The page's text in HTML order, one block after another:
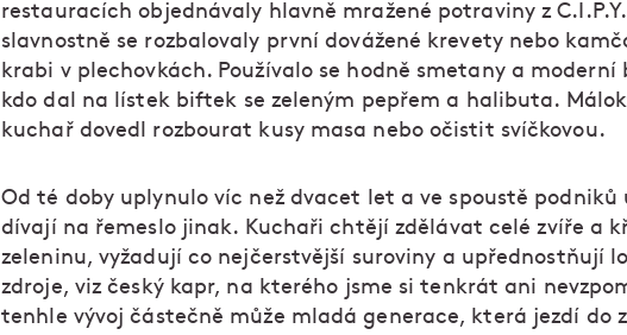
restauracích objednávaly hlavně mražené potraviny z
slavnostně se rozbalovaly první dovážené krevety nebo
krabi v plechovkách. Používalo se hodně smetany a moderní
kdo dal na lístek biftek se zeleným pepřem a halibuta.
kuchař dovedl rozbourat kusy masa nebo očistit svíčkovou.
Od té doby uplynulo víc než dvacet let a ve spoustě podniků
dívají na řemeslo jinak. Kuchaři chtějí zdělávat celé zvíře a
zeleninu, vyžadují co nejčerstvější suroviny a upřednostňují
zdroje, viz český kapr, na kterého jsme si tenkrát ani
tenhle vývoj částečně může mladá generace, která jezdí do